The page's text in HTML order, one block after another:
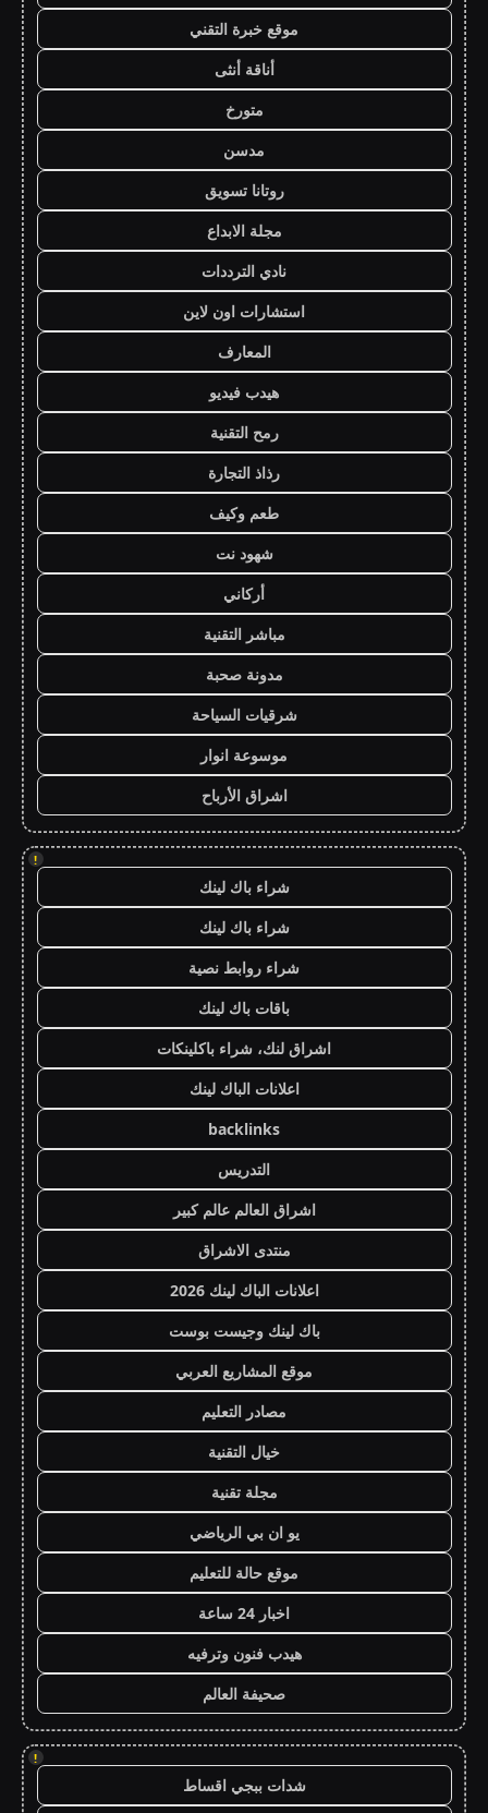
موقع خبرة التقني
أناقة أنثى
متورخ
مدسن
روتانا تسويق
مجلة الابداع
نادي الترددات
استشارات اون لاين
المعارف
هيدب فيديو
رمح التقنية
رذاذ التجارة
طعم وكيف
شهود نت
أركاني
مباشر التقنية
مدونة صحبة
شرقيات السياحة
موسوعة انوار
اشراق الأرباح
!
شراء باك لينك
شراء باك لينك
شراء روابط نصية
باقات باك لينك
اشراق لنك، شراء باكلينكات
اعلانات الباك لينك
backlinks
التدريس
اشراق العالم عالم كبير
منتدى الاشراق
اعلانات الباك لينك 2026
باك لينك وجيست بوست
موقع المشاريع العربي
مصادر التعليم
خيال التقنية
مجلة تقنية
يو ان بي الرياضي
موقع حالة للتعليم
اخبار 24 ساعة
هيدب فنون وترفيه
صحيفة العالم
!
شدات ببجي اقساط